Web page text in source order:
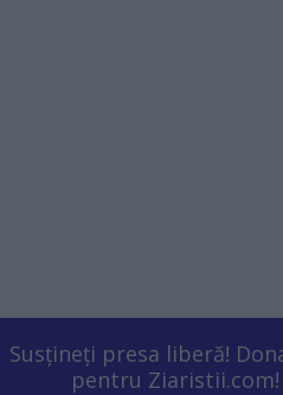
Susțineți presa liberă!
pentru Ziaristii.com!